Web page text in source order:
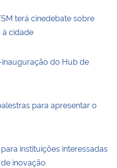
terá cinedebate sobre
cidade
inauguração do Hub de
para apresentar o
instituições interessadas
inovação